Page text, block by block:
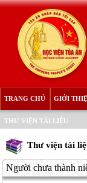
TRANG CHỦ GIỚI
THƯ VIỆN TÀI LIỆU
Thư viện tài
Người chưa thành